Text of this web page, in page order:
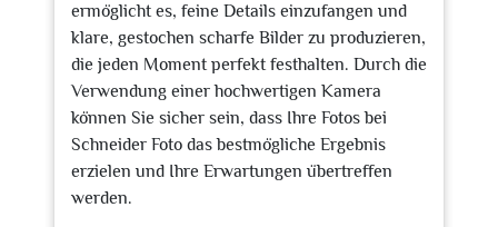
ermöglicht es, feine Details einzufangen und
klare, gestochen scharfe Bilder zu produzieren,
die jeden Moment perfekt festhalten. Durch die
Verwendung einer hochwertigen Kamera
können Sie sicher sein, dass Ihre Fotos bei
Schneider Foto das bestmögliche Ergebnis
erzielen und Ihre Erwartungen übertreffen
werden.